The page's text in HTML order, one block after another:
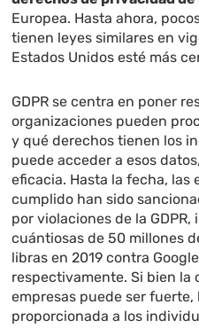
Europea. Hasta ahora,
tienen leyes similares en
Estados Unidos esté más
GDPR se centra en poner
organizaciones pueden
y qué derechos tienen los
puede acceder a esos
eficacia. Hasta la fecha, las
cumplido han sido
por violaciones de la
cuántiosas de 50 millones
libras en 2019 contra
respectivamente. Si bien la
empresas puede ser fuerte,
proporcionada a los